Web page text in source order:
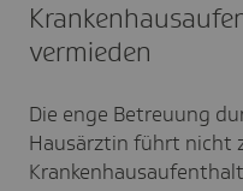
vermieden
Die enge Betreuung
Hausärztin führt nicht